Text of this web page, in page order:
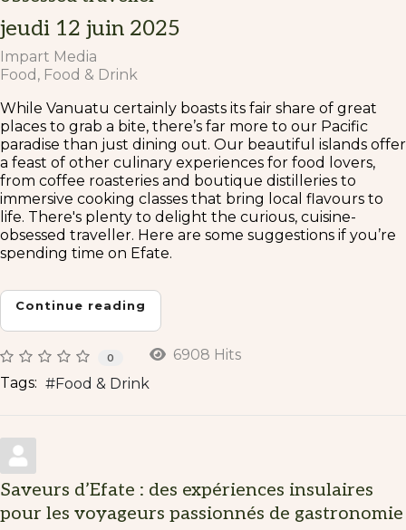
jeudi 12 juin 2025
Impart Media
Food
Food & Drink
While Vanuatu certainly boasts its fair share of great
places to grab a bite, there’s far more to our Pacific
paradise than just dining out. Our beautiful islands offer
a feast of other culinary experiences for food lovers,
from coffee roasteries and boutique distilleries to
immersive cooking classes that bring local flavours to
life. There's plenty to delight the curious, cuisine-
obsessed traveller. Here are some suggestions if you’re
spending time on Efate.
Continue reading
0
6908 Hits
Tags:
Food & Drink
Saveurs d’Efate : des expériences insulaires
pour les voyageurs passionnés de gastronomie